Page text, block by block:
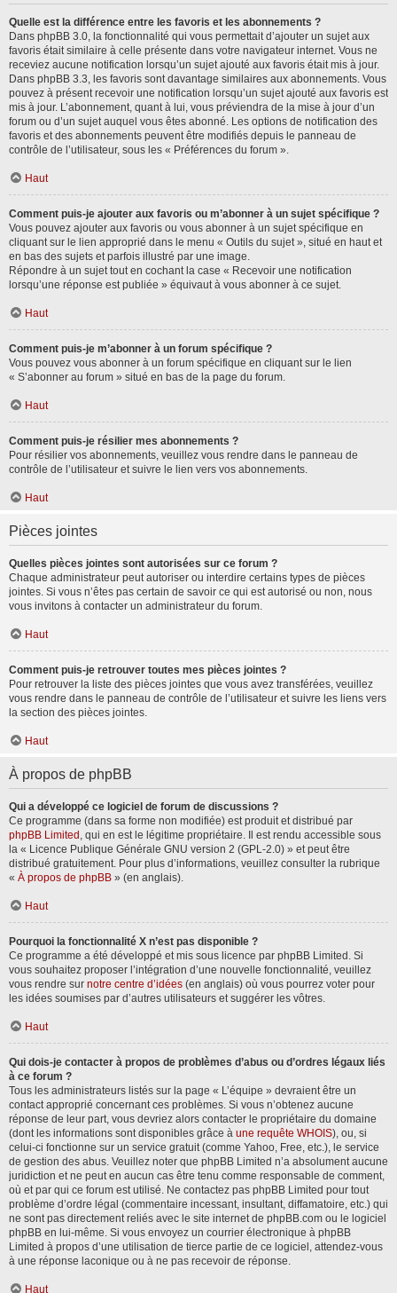
Quelle est la différence entre les favoris et les abonnements ?
Dans phpBB 3.0, la fonctionnalité qui vous permettait d’ajouter un sujet aux
favoris était similaire à celle présente dans votre navigateur internet. Vous ne
receviez aucune notification lorsqu’un sujet ajouté aux favoris était mis à jour.
Dans phpBB 3.3, les favoris sont davantage similaires aux abonnements. Vous
pouvez à présent recevoir une notification lorsqu’un sujet ajouté aux favoris est
mis à jour. L’abonnement, quant à lui, vous préviendra de la mise à jour d’un
forum ou d’un sujet auquel vous êtes abonné. Les options de notification des
favoris et des abonnements peuvent être modifiés depuis le panneau de
contrôle de l’utilisateur, sous les « Préférences du forum ».
Haut
Comment puis-je ajouter aux favoris ou m’abonner à un sujet spécifique ?
Vous pouvez ajouter aux favoris ou vous abonner à un sujet spécifique en
cliquant sur le lien approprié dans le menu « Outils du sujet », situé en haut et
en bas des sujets et parfois illustré par une image.
Répondre à un sujet tout en cochant la case « Recevoir une notification
lorsqu’une réponse est publiée » équivaut à vous abonner à ce sujet.
Haut
Comment puis-je m’abonner à un forum spécifique ?
Vous pouvez vous abonner à un forum spécifique en cliquant sur le lien
« S’abonner au forum » situé en bas de la page du forum.
Haut
Comment puis-je résilier mes abonnements ?
Pour résilier vos abonnements, veuillez vous rendre dans le panneau de
contrôle de l’utilisateur et suivre le lien vers vos abonnements.
Haut
Pièces jointes
Quelles pièces jointes sont autorisées sur ce forum ?
Chaque administrateur peut autoriser ou interdire certains types de pièces
jointes. Si vous n’êtes pas certain de savoir ce qui est autorisé ou non, nous
vous invitons à contacter un administrateur du forum.
Haut
Comment puis-je retrouver toutes mes pièces jointes ?
Pour retrouver la liste des pièces jointes que vous avez transférées, veuillez
vous rendre dans le panneau de contrôle de l’utilisateur et suivre les liens vers
la section des pièces jointes.
Haut
À propos de phpBB
Qui a développé ce logiciel de forum de discussions ?
Ce programme (dans sa forme non modifiée) est produit et distribué par
phpBB Limited , qui en est le légitime propriétaire. Il est rendu accessible sous
la « Licence Publique Générale GNU version 2 (GPL-2.0) » et peut être
distribué gratuitement. Pour plus d’informations, veuillez consulter la rubrique
« À propos de phpBB » (en anglais).
Haut
Pourquoi la fonctionnalité X n’est pas disponible ?
Ce programme a été développé et mis sous licence par phpBB Limited. Si
vous souhaitez proposer l’intégration d’une nouvelle fonctionnalité, veuillez
vous rendre sur notre centre d’idées (en anglais) où vous pourrez voter pour
les idées soumises par d’autres utilisateurs et suggérer les vôtres.
Haut
Qui dois-je contacter à propos de problèmes d’abus ou d’ordres légaux liés
à ce forum ?
Tous les administrateurs listés sur la page « L’équipe » devraient être un
contact approprié concernant ces problèmes. Si vous n’obtenez aucune
réponse de leur part, vous devriez alors contacter le propriétaire du domaine
(dont les informations sont disponibles grâce à une requête WHOIS), ou, si
celui-ci fonctionne sur un service gratuit (comme Yahoo, Free, etc.), le service
de gestion des abus. Veuillez noter que phpBB Limited n’a absolument aucune
juridiction et ne peut en aucun cas être tenu comme responsable de comment,
où et par qui ce forum est utilisé. Ne contactez pas phpBB Limited pour tout
problème d’ordre légal (commentaire incessant, insultant, diffamatoire, etc.) qui
ne sont pas directement reliés avec le site internet de phpBB.com ou le logiciel
phpBB en lui-même. Si vous envoyez un courrier électronique à phpBB
Limited à propos d’une utilisation de tierce partie de ce logiciel, attendez-vous
à une réponse laconique ou à ne pas recevoir de réponse.
Haut